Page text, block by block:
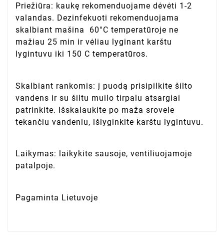
Priežiūra: kaukę rekomenduojame dėvėti 1-2
valandas. Dezinfekuoti rekomenduojama
skalbiant mašina 60°C temperatūroje ne
mažiau 25 min ir vėliau lyginant karštu
lygintuvu iki 150 C temperatūros.
Skalbiant rankomis: į puodą prisipilkite šilto
vandens ir su šiltu muilo tirpalu atsargiai
patrinkite. Išskalaukite po maža srovele
tekančiu vandeniu, išlyginkite karštu lygintuvu.
Laikymas: laikykite sausoje, ventiliuojamoje
patalpoje.
Pagaminta Lietuvoje